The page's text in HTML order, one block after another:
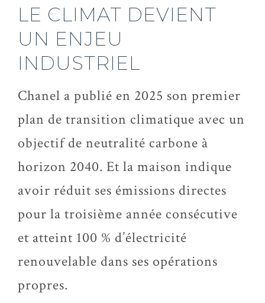
LE CLIMAT DEVIENT
UN ENJEU
INDUSTRIEL
Chanel a publié en 2025 son premier
plan de transition climatique avec un
objectif de neutralité carbone à
horizon 2040. Et la maison indique
avoir réduit ses émissions directes
pour la troisième année consécutive
et atteint 100 % d’électricité
renouvelable dans ses opérations
propres.